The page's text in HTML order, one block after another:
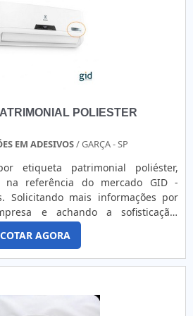
ser observadas, como a
o que gera valorização do
além da agilidade no manuseio e
e fornecimento. Além disso, as
papelão podem ser fornecidas já
Descrição de determinado tipo
DE PAPELÃO COM A MELHOR
fornecedor do produto, para se
de ótima procedência e da garantia
Camp Label é uma fabricante que
o Estado de São Paulo oferecendo
rótulos e etiquetas para indústrias e
POLIESTER
EM ADESIVOS/ GARÇA - SP
etiqueta patrimonial poliéster,
na referência do mercado GID -
Solicitando mais informações por
e achando a sofisticação,
em um só lugar.Quando a temática
poliéster, com a equipe da GID -
cliente conseguirá excelente custo-
acessível.MAIS DETALHES SOBRE
reforços em produzir uma estrutura
COTAR AGORA